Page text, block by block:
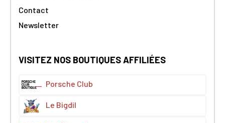
Contact
Newsletter
VISITEZ NOS BOUTIQUES AFFILIÉES
Porsche Club
Le Bigdil